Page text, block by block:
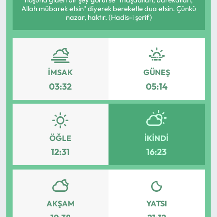
Allah mübarek etsin" diyerek bereketle dua etsin. Çünkü
nazar, haktır. (Hadis-i şerif)
İMSAK
03:32
GÜNEŞ
05:14
ÖĞLE
12:31
İKINDI
16:23
AKŞAM YATSI
Güncel
İskilip Haberleri
Kargı Haberleri
Kimdir?
Kültür Sanat
Laçin Haberleri
Magazin